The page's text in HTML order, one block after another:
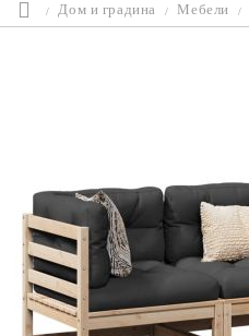
Дом и градина Мебели